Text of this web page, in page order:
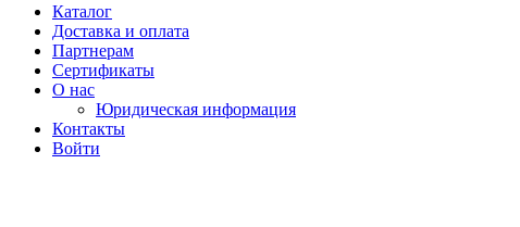
Каталог
Доставка и оплата
Партнерам
Сертификаты
О нас
Юридическая информация
Контакты
Войти